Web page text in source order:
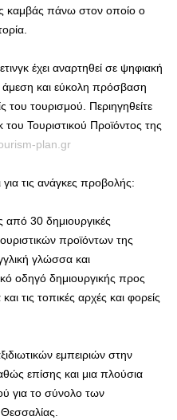
καμβάς πάνω στον οποίο ο
έχει αναρτηθεί σε ψηφιακή
και εύκολη πρόσβαση
του τουρισμού. Περιηγηθείτε
Τουριστικού Προϊόντος της
plan.gr
τις ανάγκες προβολής:
από 30 δημιουργικές
προϊόντων της
γλώσσα και
οδηγό δημιουργικής προς
τις τοπικές αρχές και φορείς
εμπειριών στην
επίσης και μια πλούσια
για το σύνολο των